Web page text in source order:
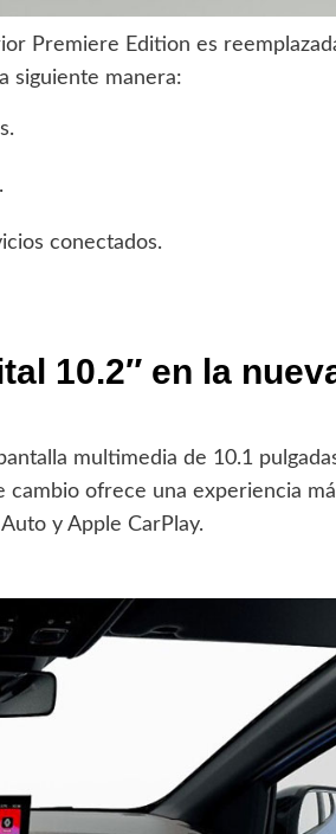
Premiere Edition es
siguiente manera:
conectados.
10.2″ en la
multimedia de 10.1
cambio ofrece una experiencia
y Apple CarPlay.